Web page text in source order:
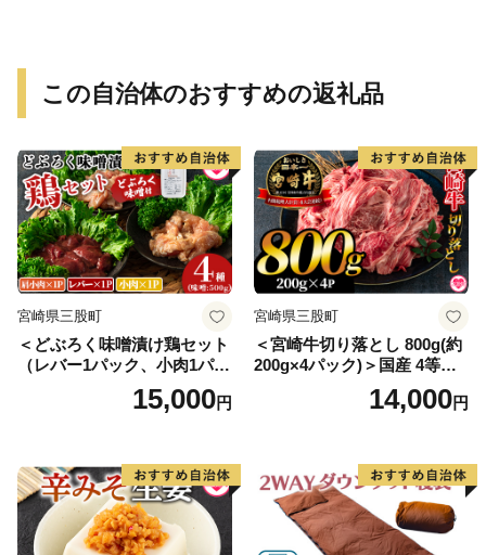
この自治体のおすすめの返礼品
宮崎県三股町
＜どぶろく味噌漬け鶏セット
（レバー1パック、小肉1パッ
ク、肩小肉1パック）どぶろ
く味噌（500g）＞南九州産鶏
15,000円
宮崎県三股町
＜宮崎牛切り落とし 800g(約
200g×4パック)＞国産 4等級
以上 A5ランク A4ランク 1キ
ロ 黒毛和牛 牛肉 霜降り ギフ
股町 国産 特産品 精肉 牛肉
セット 詰め合わせ 個包装
【MI196-hr】【肉の豊楽】
14,000円